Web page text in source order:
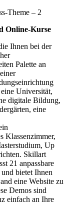
Online-Kurse
Ihnen bei der
Palette an
Universität,
digitale Bildung,
eine
Klassenzimmer,
Up
Skillart
21 anpassbare
bietet Ihnen
eine Website zu
Demos sind
einfach an Ihre